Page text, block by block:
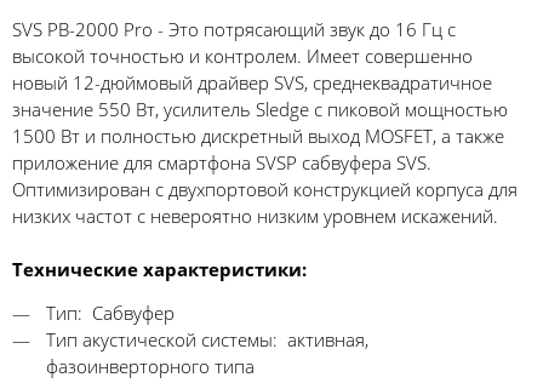
SVS PB-2000 Pro - Это потрясающий звук до 16 Гц с
высокой точностью и контролем. Имеет совершенно
новый 12-дюймовый драйвер SVS, среднеквадратичное
значение 550 Вт, усилитель Sledge с пиковой мощностью
1500 Вт и полностью дискретный выход MOSFET, а также
приложение для смартфона SVSP сабвуфера SVS.
Оптимизирован с двухпортовой конструкцией корпуса для
низких частот с невероятно низким уровнем искажений.
Технические характеристики:
Тип: Сабвуфер
Тип акустической системы: активная,
фазоинверторного типа